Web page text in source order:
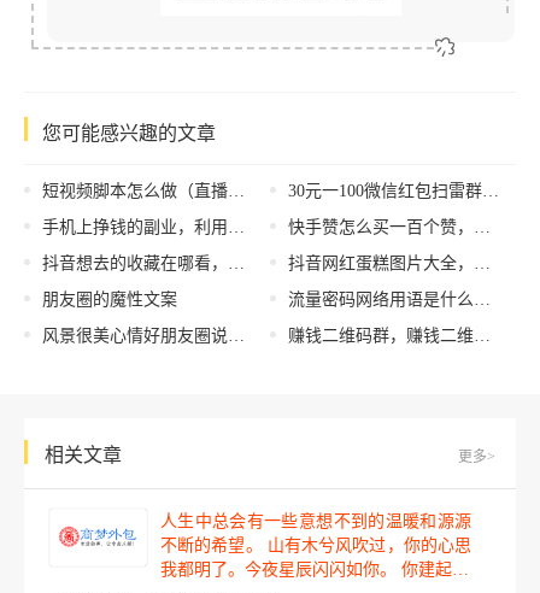
您可能感兴趣的文章
短视频脚本怎么做（直播脚本怎么做）
手机上挣钱的副业，利用手机赚钱的兼职？
抖音想去的收藏在哪看，抖音想去的收藏在哪看到？
朋友圈的魔性文案
风景很美心情好朋友圈说说，风景很美心情好朋友圈说说图片？
30元一100微信红包扫雷群在什么软件玩（30元一100微信红包扫雷群在线）
快手赞怎么买一百个赞，快手点赞购买攻略？
抖音网红蛋糕图片大全，抖音网红蛋糕图片大全女孩？
流量密码网络用语是什么意思，网络词流量密码什么意思？
赚钱二维码群，赚钱二维码群聊怎么弄？
相关文章 更多>
人生中总会有一些意想不到的温暖和源源
不断的希望。 山有木兮风吹过，你的心思
我都明了。今夜星辰闪闪如你。 你建起…